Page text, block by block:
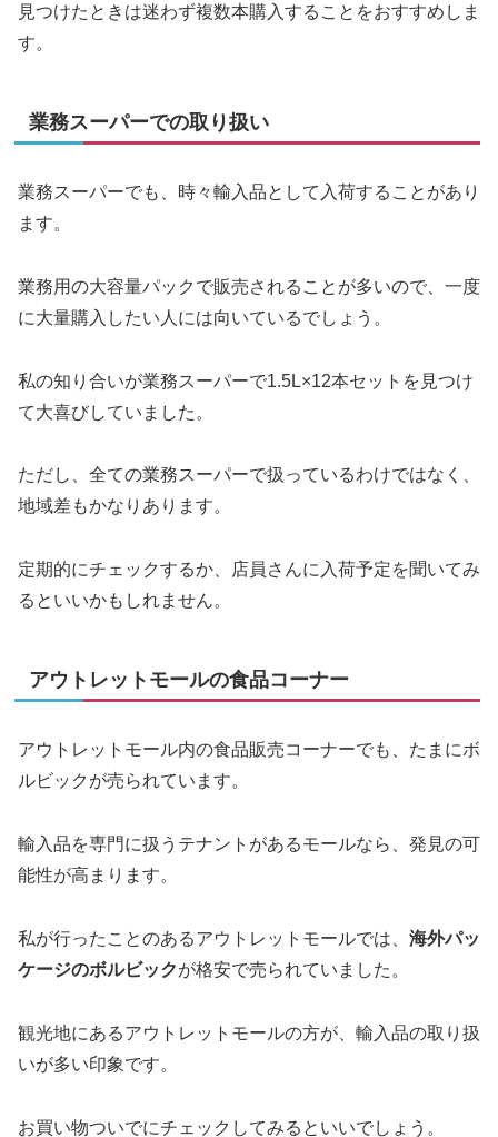
見つけたときは迷わず複数本購入することをおすすめしま
す。
業務スーパーでの取り扱い
業務スーパーでも、時々輸入品として入荷することがあり
ます。
業務用の大容量パックで販売されることが多いので、一度
に大量購入したい人には向いているでしょう。
私の知り合いが業務スーパーで1.5L×12本セットを見つけ
て大喜びしていました。
ただし、全ての業務スーパーで扱っているわけではなく、
地域差もかなりあります。
定期的にチェックするか、店員さんに入荷予定を聞いてみ
るといいかもしれません。
アウトレットモールの食品コーナー
アウトレットモール内の食品販売コーナーでも、たまにボ
ルビックが売られています。
輸入品を専門に扱うテナントがあるモールなら、発見の可
能性が高まります。
私が行ったことのあるアウトレットモールでは、 海外パッ
ケージのボルビックが格安で売られていました。
観光地にあるアウトレットモールの方が、輸入品の取り扱
いが多い印象です。
お買い物ついでにチェックしてみるといいでしょう。